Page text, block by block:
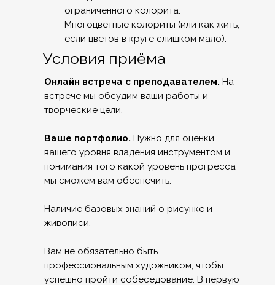
ограниченного колорита.
Многоцветные колориты (или как жить,
если цветов в круге слишком мало).
Условия приёма
Онлайн встреча с преподавателем. На
встрече мы обсудим ваши работы и
творческие цели.
Ваше портфолио. Нужно для оценки
вашего уровня владения инструментом и
понимания того какой уровень прогресса
мы сможем вам обеспечить.
Наличие базовых знаний о рисунке и
живописи.
Вам не обязательно быть
профессиональным художником, чтобы
успешно пройти собеседование. В первую